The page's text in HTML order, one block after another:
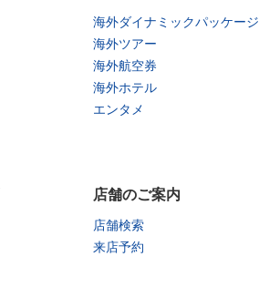
海外ダイナミックパッケージ
海外ツアー
海外航空券
海外ホテル
エンタメ
店舗のご案内
店舗検索
来店予約